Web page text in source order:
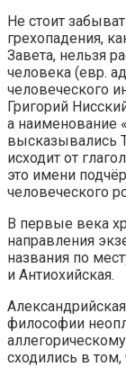
Не стоит
грехопадения,
Завета, нельзя
человека (евр.
человеческого
Григорий
а наименование
высказывались
исходит от
это имени
человеческого
В первые века
направления
названия по
и Антиохийская.
философии
сходились в